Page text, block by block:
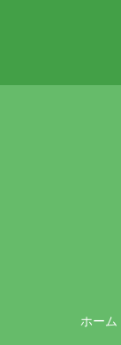
ホーム